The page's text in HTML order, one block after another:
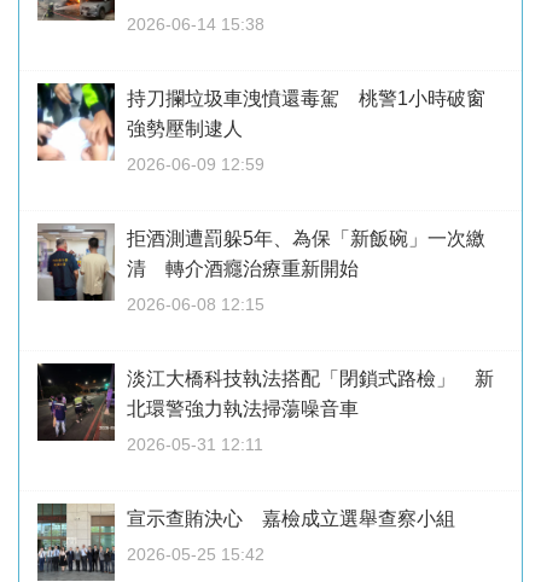
2026-06-14 15:38
持刀攔垃圾車洩憤還毒駕 桃警1小時破窗
強勢壓制逮人
2026-06-09 12:59
拒酒測遭罰躲5年、為保「新飯碗」一次繳
清 轉介酒癮治療重新開始
2026-06-08 12:15
淡江大橋科技執法搭配「閉鎖式路檢」 新
北環警強力執法掃蕩噪音車
2026-05-31 12:11
宣示查賄決心 嘉檢成立選舉查察小組
2026-05-25 15:42